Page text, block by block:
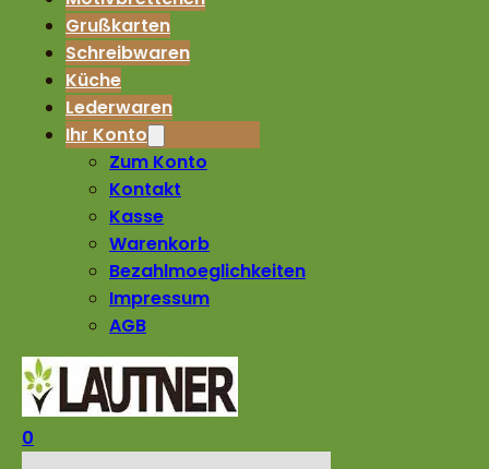
Grußkarten
Schreibwaren
Küche
Lederwaren
Ihr Konto
Zum Konto
Kontakt
Kasse
Warenkorb
Bezahlmoeglichkeiten
Impressum
AGB
0